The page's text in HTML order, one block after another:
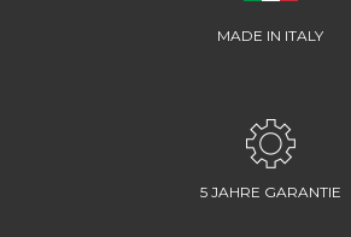
MADE IN ITALY
5 JAHRE GARANTIE